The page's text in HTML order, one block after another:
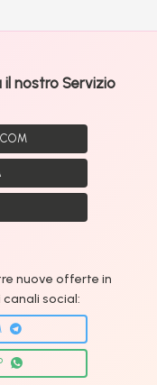
nostro Servizio
nuove offerte in
social: